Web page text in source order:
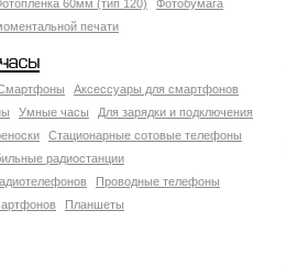
60мм (тип 120)
Фотобумага
печати
Аксессуары для смартфонов
Умные часы
Для зарядки и подключения
Стационарные сотовые телефоны
радиостанции
Проводные телефоны
Планшеты